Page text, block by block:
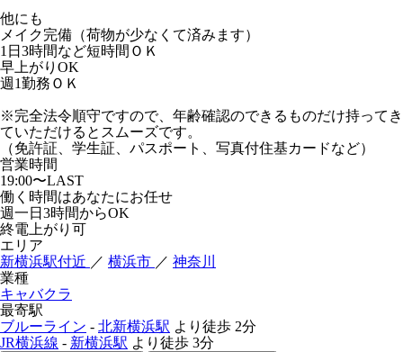
他にも
メイク完備（荷物が少なくて済みます）
1日3時間など短時間ＯＫ
早上がりOK
週1勤務ＯＫ
※完全法令順守ですので、年齢確認のできるものだけ持ってき
ていただけるとスムーズです。
（免許証、学生証、パスポート、写真付住基カードなど）
営業時間
19:00〜LAST
働く時間はあなたにお任せ
週一日3時間からOK
終電上がり可
エリア
新横浜駅付近 ／ 横浜市 ／ 神奈川
業種
キャバクラ
最寄駅
ブルーライン - 北新横浜駅 より徒歩 2分
JR横浜線 - 新横浜駅 より徒歩 3分